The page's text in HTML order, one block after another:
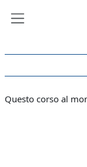
Questo corso al